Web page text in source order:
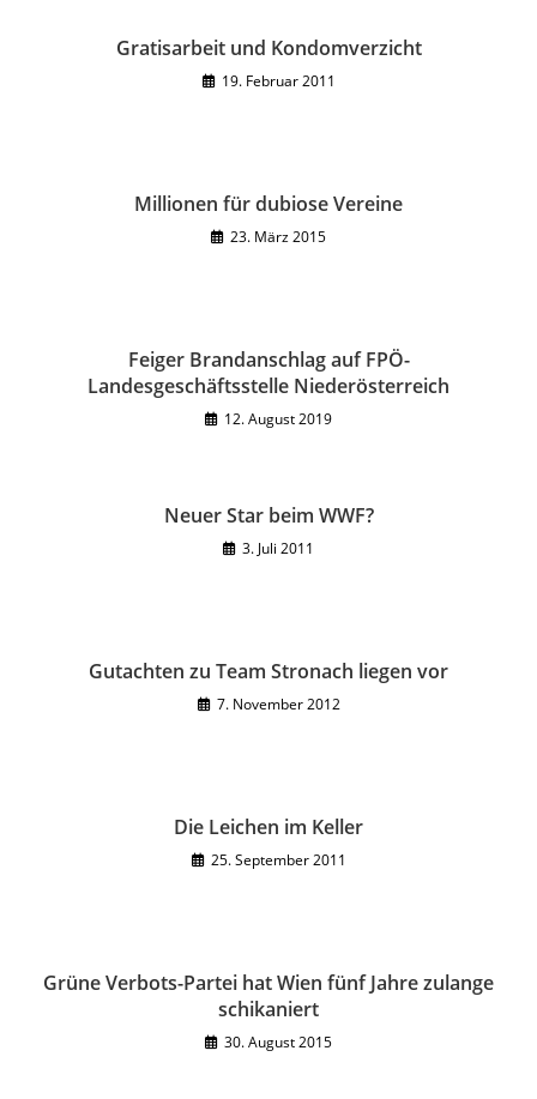
Gratisarbeit und Kondomverzicht
19. Februar 2011
Millionen für dubiose Vereine
23. März 2015
Feiger Brandanschlag auf FPÖ-
Landesgeschäftsstelle Niederösterreich
12. August 2019
Neuer Star beim WWF?
3. Juli 2011
Gutachten zu Team Stronach liegen vor
7. November 2012
Die Leichen im Keller
25. September 2011
Grüne Verbots-Partei hat Wien fünf Jahre zulange
schikaniert
30. August 2015